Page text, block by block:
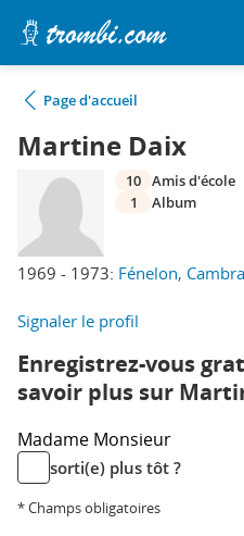
Page d'accueil
Martine Daix
1969 - 1973: Fénelon,
10 Amis d'école
1
Album
Signaler le profil
Enregistrez-vous
savoir plus sur
Madame Monsieur
sorti(e) plus tôt ?
* Champs obligatoires